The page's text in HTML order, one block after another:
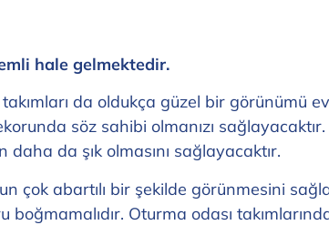
hale gelmektedir.
da oldukça güzel bir görünümü
söz sahibi olmanızı
da şık olmasını sağlayacaktır.
çok abartılı bir şekilde görünmesini
boğmamalıdır. Oturma odası